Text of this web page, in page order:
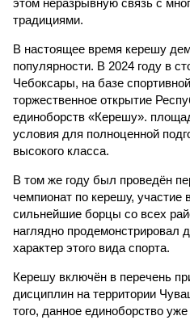
этом неразрывную связь с
традициями.
В настоящее время керешу
популярности. В 2024 году в
Чебоксары, на базе
торжественное открытие
единоборств «Керешу».
условия для полноценной
высокого класса.
В том же году был проведён
чемпионат по керешу, участие
сильнейшие борцы со всех
наглядно
характер этого вида спорта.
Керешу включён в перечень
дисциплин на территории
того, данное единоборство